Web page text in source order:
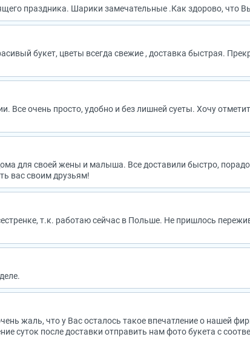
праздника. Шарики замечательные .Как здорово, что
букет, цветы всегда свежие , доставка быстрая.
Все очень просто, удобно и без лишней суеты. Хочу
для своей жены и малыша. Все доставили быстро,
вас своим друзьям!
т.к. работаю сейчас в Польше. Не пришлось
жаль, что у Вас осталось такое впечатление о нашей
суток после доставки отправить нам фото букета с